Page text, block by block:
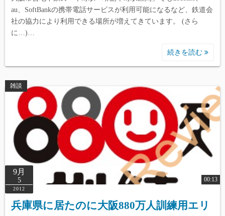
au、SoftBankの携帯電話サービスが利用可能になるなど、鉄道会
社の協力により利用できる場所が増えてきています。 (さら
に…)…
続きを読む
雑談
9月
5
2012
00:13
兵庫県に居たのに大阪880万人訓練用エリ